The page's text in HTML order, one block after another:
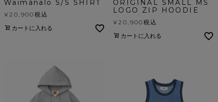
Waimānalo S/S SHIRT
¥ 20,900 税込
カートに入れる
ORIGINAL SMALL MS
LOGO ZIP HOODIE
¥ 20,900 税込
カートに入れる